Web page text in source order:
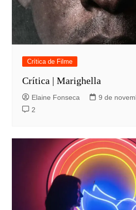
Crítica de Filme
Crítica | Marighella
Elaine Fonseca
9 de
2